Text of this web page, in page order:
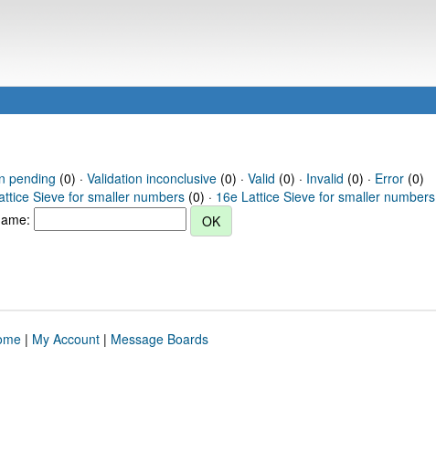
pending (0) · Validation inconclusive(0) · Valid (0) · Invalid (0) · Error(0)
Sieve for smaller numbers (0) · 16e Lattice Sieve for smaller numbers
| My Account| Message Boards